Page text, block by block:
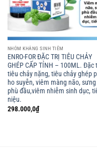
NHÓM KHÁNG SINH TIÊM
ENRO-FOR ĐẶC TRỊ TIÊU CHẢY
GHÉP CẤP TÍNH – 100ML. Đặc
tiêu chảy nặng, tiêu chảy ghép
ho suyễn, viêm màng não, sưng
phù đầu,viêm nhiễm sinh dục,
niệu.
298.000,0₫